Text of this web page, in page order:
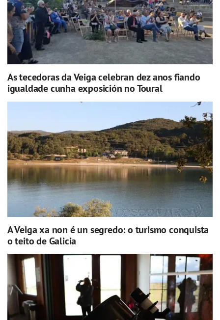
As tecedoras da Veiga celebran dez anos fiando
igualdade cunha exposición no Toural
A Veiga xa non é un segredo: o turismo conquista
o teito de Galicia